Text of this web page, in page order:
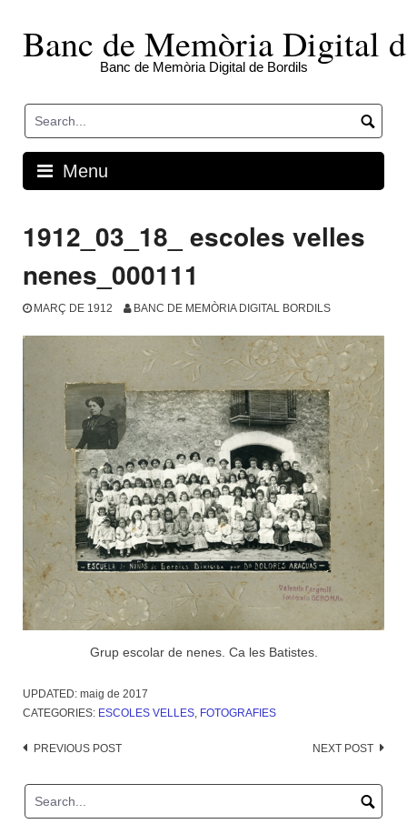
contentBanc de Memòria Digital
Banc de Memòria Digital de Bordils
Menu
1912_03_18_ escoles velles
nenes_000111
MARÇ DE 1912 BANC DE MEMÒRIA DIGITAL BORDILS
Grup escolar de nenes. Ca les Batistes.
UPDATED: maig de 2017
CATEGORIES: ESCOLES VELLES FOTOGRAFIES
Post
PREVIOUS POST NEXT POST